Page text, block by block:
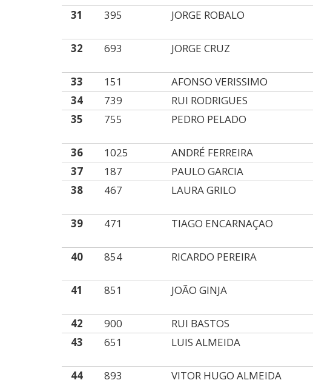
31
395 JORGE ROBALO
32 693 JORGE CRUZ
33 151 AFONSO VERISSIMO
34
739 RUI RODRIGUES
35
755 PEDRO PELADO
36 1025 ANDRÉ FERREIRA
37
187 PAULO GARCIA
38
467 LAURA GRILO
39 471 TIAGO ENCARNAÇAO
40 854 RICARDO PEREIRA
41 851 JOÃO GINJA
42 900 RUI BASTOS
43
651 LUIS ALMEIDA
44 893 VITOR HUGO ALMEIDA